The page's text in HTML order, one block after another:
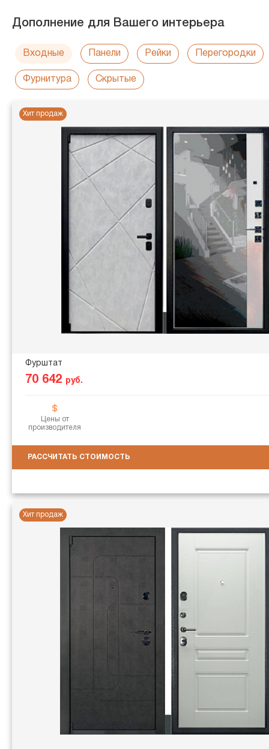
Дополнение для Вашего интерьера
Входные Панели Рейки Перегородки
Фурнитура Скрытые
Хит продаж
Фурштат
70 642 руб.
Цены от
производителя
РАССЧИТАТЬ СТОИМОСТЬ
Хит продаж